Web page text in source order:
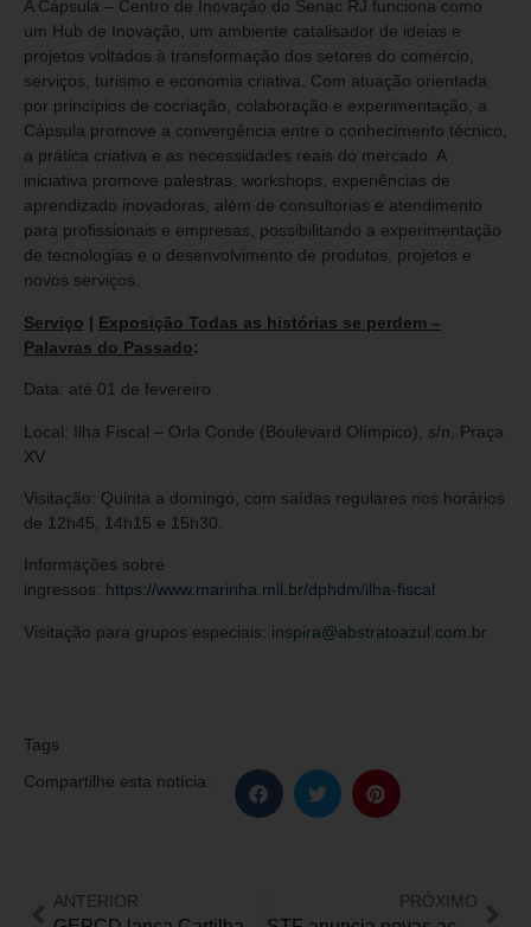
A Cápsula – Centro de Inovação do Senac RJ funciona como
um Hub de Inovação, um ambiente catalisador de ideias e
projetos voltados à transformação dos setores do comércio,
serviços, turismo e economia criativa. Com atuação orientada
por princípios de cocriação, colaboração e experimentação, a
Cápsula promove a convergência entre o conhecimento técnico,
a prática criativa e as necessidades reais do mercado. A
iniciativa promove palestras, workshops, experiências de
aprendizado inovadoras, além de consultorias e atendimento
para profissionais e empresas, possibilitando a experimentação
de tecnologias e o desenvolvimento de produtos, projetos e
novos serviços.
Serviço | Exposição Todas as histórias se perdem –
Palavras do Passado:
Data: até 01 de fevereiro
Local: Ilha Fiscal – Orla Conde (Boulevard Olímpico), s/n, Praça
XV
Visitação: Quinta a domingo, com saídas regulares nos horários
de 12h45, 14h15 e 15h30.
Informações sobre
ingressos: https://www.marinha.mil.br/dphdm/ilha-fiscal
Visitação para grupos especiais: inspira@abstratoazul.com.br
Tags
Compartilhe esta notícia:
ANTERIOR PRÓXIMO